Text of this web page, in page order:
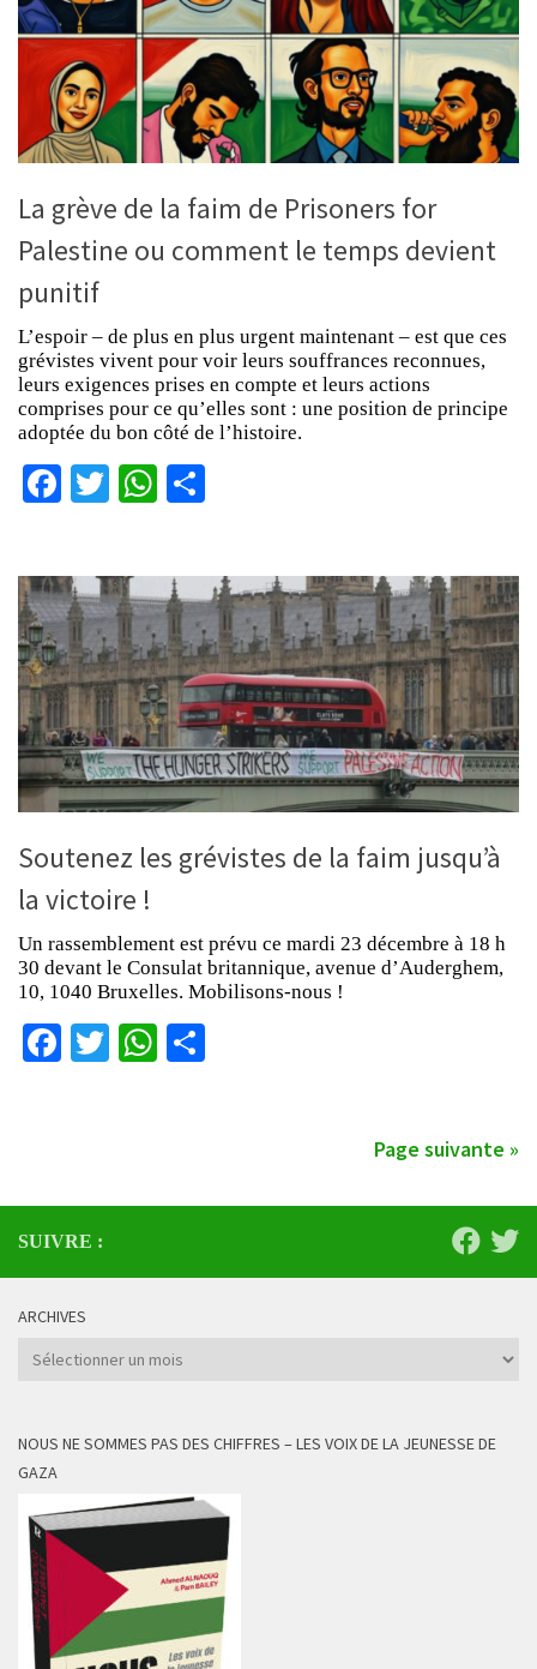
La grève de la faim de Prisoners for
Palestine ou comment le temps devient
punitif
L’espoir – de plus en plus urgent maintenant – est que ces
grévistes vivent pour voir leurs souffrances reconnues,
leurs exigences prises en compte et leurs actions
comprises pour ce qu’elles sont : une position de principe
adoptée du bon côté de l’histoire.
Facebook
TwitterWhatsApp
Soutenez les grévistes de la faim jusqu’à
la victoire !
Un rassemblement est prévu ce mardi 23 décembre à 18 h
30 devant le Consulat britannique, avenue d’Auderghem,
10, 1040 Bruxelles. Mobilisons-nous !
Facebook
TwitterWhatsApp
Page suivante »
SUIVRE :
ARCHIVES
Archives
NOUS NE SOMMES PAS DES CHIFFRES – LES VOIX DE LA JEUNESSE DE
GAZA